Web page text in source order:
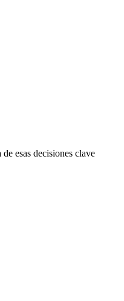
esas decisiones clave